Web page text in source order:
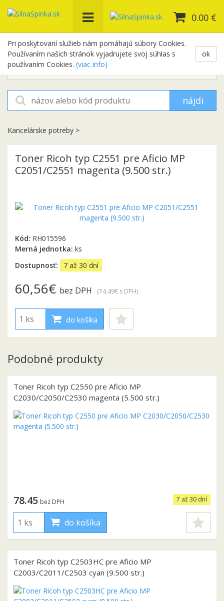
Pri poskytovaní služieb nám pomáhajú súbory Cookies.
Používaním našich stránok vyjadrujete svoj súhlas s
používaním Cookies. (viac info)
ok
0.00 €
+421 948 654 329
objednavky@silnaspinka.sk
nájdi
Kancelárske potreby >
Toner Ricoh typ C2551 pre Aficio MP
C2051/C2551 magenta (9.500 str.)
Kód: RH015596
Merná jednotka: ks
Dostupnosť:
7 až 30 dní
60,56€ bez DPH (74,49€ s DPH)
do košíka
Podobné produkty
Toner Ricoh typ C2550 pre Aficio MP
C2030/C2050/C2530 magenta (5.500 str.)
7 až 30 dní
78.45 bez DPH
do košíka
Toner Ricoh typ C2503HC pre Aficio MP
C2003/C2011/C2503 cyan (9.500 str.)